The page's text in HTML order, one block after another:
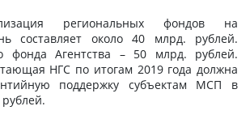
региональных фондов на
составляет около 40 млрд. рублей.
фонда Агентства – 50 млрд. рублей.
НГС по итогам 2019 года должна
поддержку субъектам МСП в